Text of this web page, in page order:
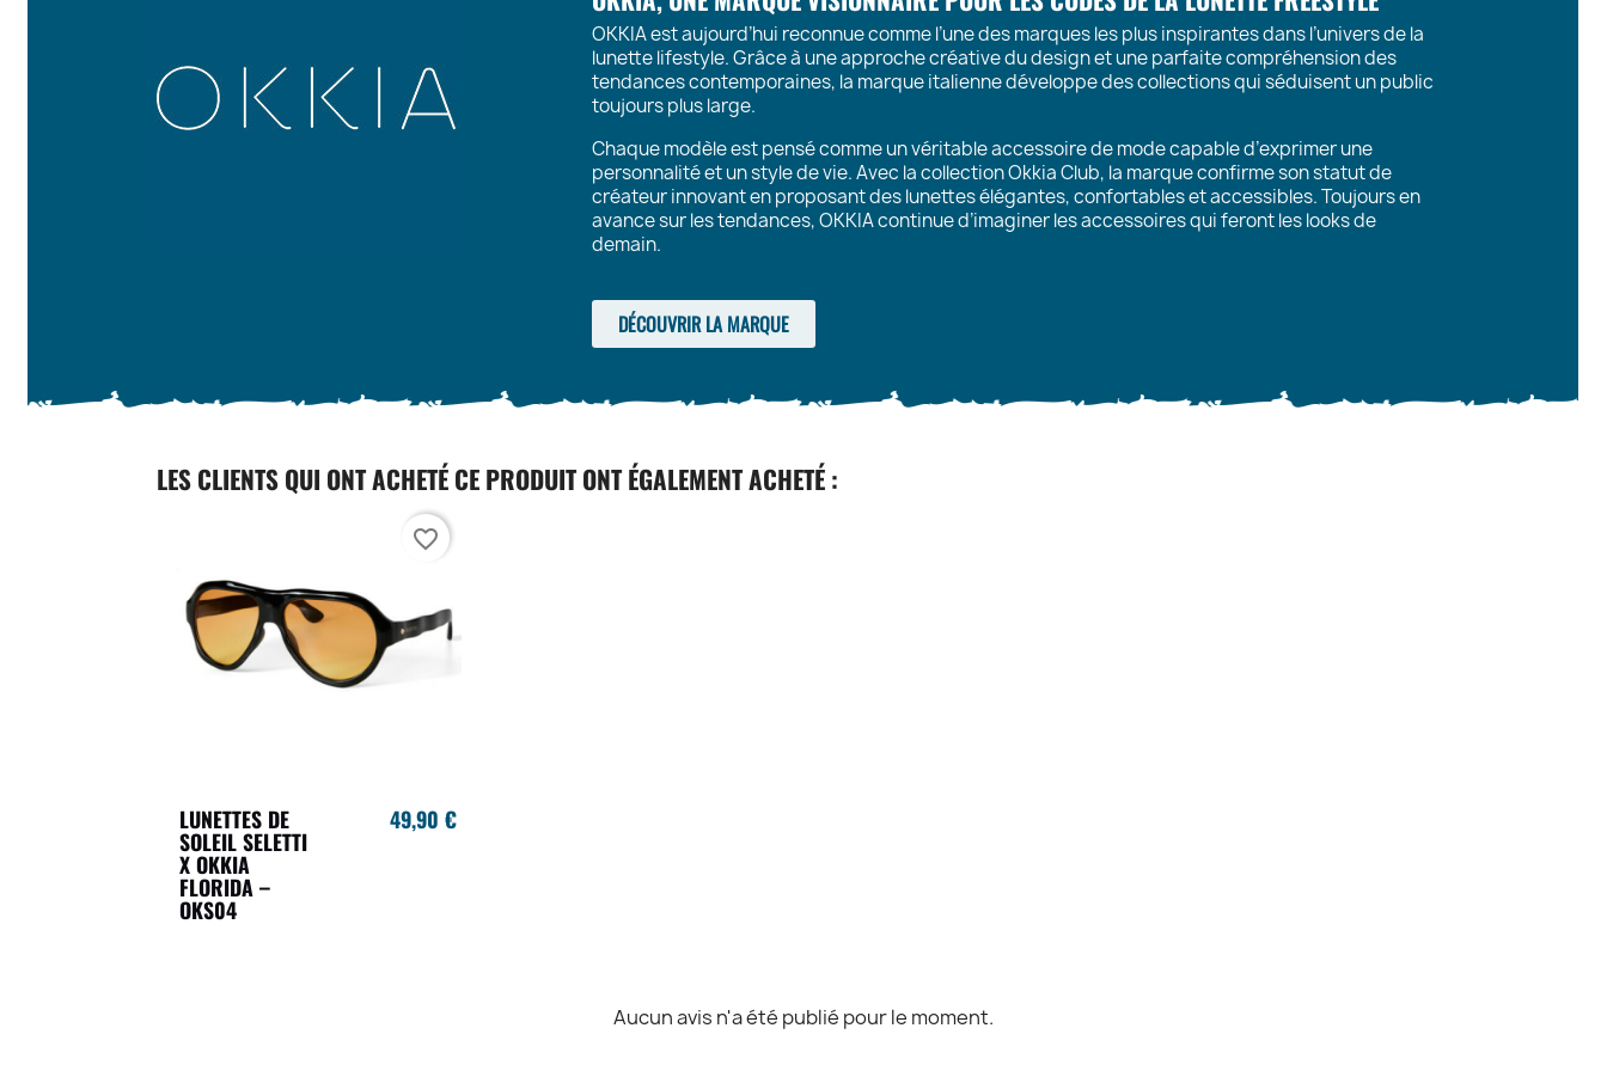
OKKIA est aujourd’hui reconnue comme l’une des marques les plus inspirantes dans l’univers de la
lunette lifestyle. Grâce à une approche créative du design et une parfaite compréhension des
tendances contemporaines, la marque italienne développe des collections qui séduisent un public
toujours plus large.
Chaque modèle est pensé comme un véritable accessoire de mode capable d’exprimer une
personnalité et un style de vie. Avec la collection Okkia Club, la marque confirme son statut de
créateur innovant en proposant des lunettes élégantes, confortables et accessibles. Toujours en
avance sur les tendances, OKKIA continue d’imaginer les accessoires qui feront les looks de
demain.
DÉCOUVRIR LA MARQUE
LES CLIENTS QUI ONT ACHETÉ CE PRODUIT ONT ÉGALEMENT ACHETÉ :
LUNETTES DE
SOLEIL SELETTI
X OKKIA
FLORIDA –
OKS04
49,90 €
favorite_border
Aucun avis n'a été publié pour le moment.